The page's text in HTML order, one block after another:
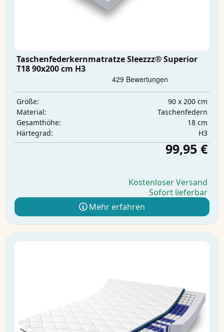
Taschenfederkernmatratze Sleezzz® Superior
T18 90x200 cm H3
Größe:
90 x 200 cm
Material:
Taschenfedern
Gesamthöhe:
18 cm
Härtegrad:
H3
99,95 €
Kostenloser Versand
Sofort lieferbar
Mehr erfahren